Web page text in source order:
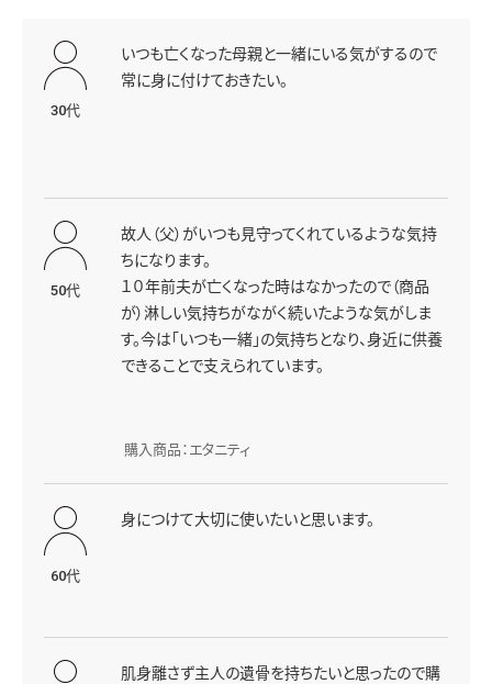
30代
いつも亡くなった母親と一緒にいる気がするので
常に身に付けておきたい。
50代
故人（父）がいつも見守ってくれているような気持
ちになります。
１０年前夫が亡くなった時はなかったので（商品
が）淋しい気持ちがながく続いたような気がしま
す。今は「いつも一緒」の気持ちとなり、身近に供養
できることで支えられています。
購入商品：エタニティ
60代
身につけて大切に使いたいと思います。
肌身離さず主人の遺骨を持ちたいと思ったので購